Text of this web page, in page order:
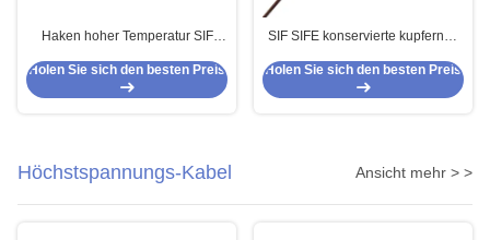
Haken hoher Temperatur SIF
Draht-20AWG ETFE
Holen Sie sich den besten Preis
SIF SIFE konservierte kupfernen
Haken des silikon-Kabel-250C
24AWG PFA herauf Draht
Holen Sie sich den besten Preis
Höchstspannungs-Kabel Ansicht mehr > >